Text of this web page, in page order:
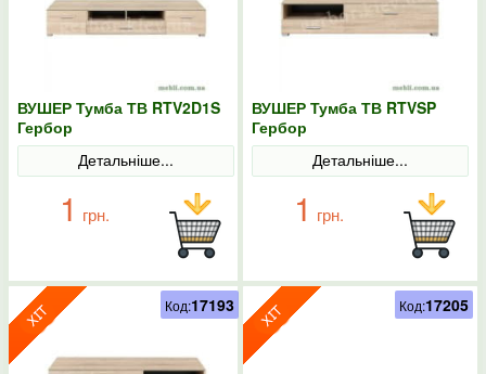
ВУШЕР Тумба ТВ RTV2D1S
Гербор
Детальніше...
1 грн.
ВУШЕР Тумба ТВ RTVSP
Гербор
Детальніше...
1 грн.
Код:17193 Код:17205